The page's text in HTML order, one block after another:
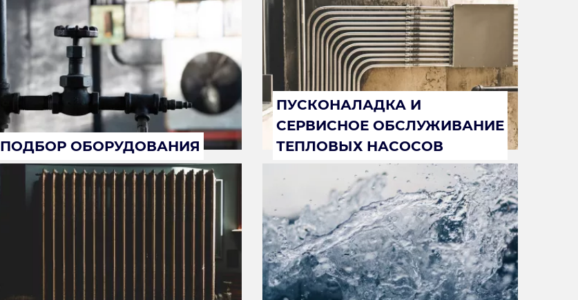
ПОДБОР ОБОРУДОВАНИЯ
ПУСКОНАЛАДКА И
СЕРВИСНОЕ ОБСЛУЖИВАНИЕ
ТЕПЛОВЫХ НАСОСОВ